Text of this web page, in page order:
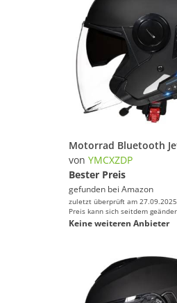
von YMCXZDP
Bester Preis
gefunden bei Amazon
zuletzt überprüft am
Preis kann sich seitdem
Keine weiteren Anbieter